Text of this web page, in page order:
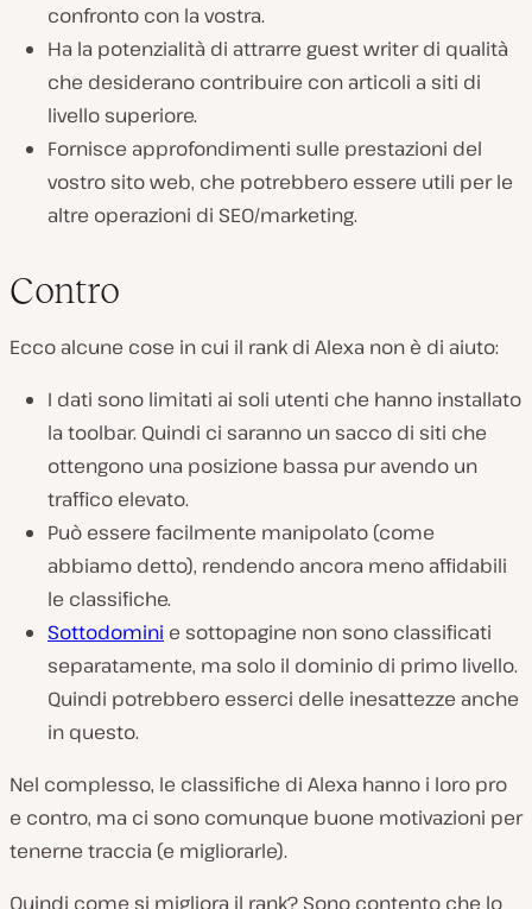
confronto con la vostra.
Ha la potenzialità di attrarre guest writer di qualità
che desiderano contribuire con articoli a siti di
livello superiore.
Fornisce approfondimenti sulle prestazioni del
vostro sito web, che potrebbero essere utili per le
altre operazioni di SEO/marketing.
Contro
Ecco alcune cose in cui il rank di Alexa non è di aiuto:
I dati sono limitati ai soli utenti che hanno installato
la toolbar. Quindi ci saranno un sacco di siti che
ottengono una posizione bassa pur avendo un
traffico elevato.
Può essere facilmente manipolato (come
abbiamo detto), rendendo ancora meno affidabili
le classifiche.
Sottodomini e sottopagine non sono classificati
separatamente, ma solo il dominio di primo livello.
Quindi potrebbero esserci delle inesattezze anche
in questo.
Nel complesso, le classifiche di Alexa hanno i loro pro
e contro, ma ci sono comunque buone motivazioni per
tenerne traccia (e migliorarle).
Quindi come si migliora il rank? Sono contento che lo